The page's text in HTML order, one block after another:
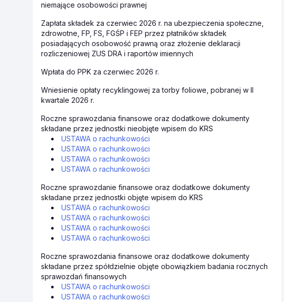
niemające osobowości prawnej
Zapłata składek za czerwiec 2026 r. na ubezpieczenia społeczne,
zdrowotne, FP, FS, FGŚP i FEP przez płatników składek
posiadających osobowość prawną oraz złożenie deklaracji
rozliczeniowej ZUS DRA i raportów imiennych
Wpłata do PPK za czerwiec 2026 r.
Wniesienie opłaty recyklingowej za torby foliowe, pobranej w II
kwartale 2026 r.
Roczne sprawozdania finansowe oraz dodatkowe dokumenty
składane przez jednostki nieobjęte wpisem do KRS
USTAWA o rachunkowości
USTAWA o rachunkowości
USTAWA o rachunkowości
USTAWA o rachunkowości
Roczne sprawozdanie finansowe oraz dodatkowe dokumenty
składane przez jednostki objęte wpisem do KRS
USTAWA o rachunkowości
USTAWA o rachunkowości
USTAWA o rachunkowości
USTAWA o rachunkowości
Roczne sprawozdania finansowe oraz dodatkowe dokumenty
składane przez spółdzielnie objęte obowiązkiem badania rocznych
sprawozdań finansowych
USTAWA o rachunkowości
USTAWA o rachunkowości